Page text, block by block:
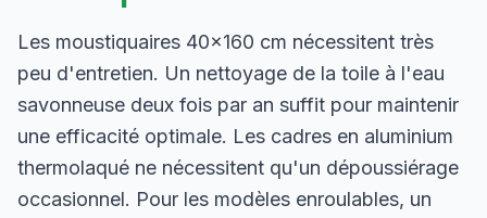
Les moustiquaires 40×160 cm nécessitent très
peu d'entretien. Un nettoyage de la toile à l'eau
savonneuse deux fois par an suffit pour maintenir
une efficacité optimale. Les cadres en aluminium
thermolaqué ne nécessitent qu'un dépoussiérage
occasionnel. Pour les modèles enroulables, un